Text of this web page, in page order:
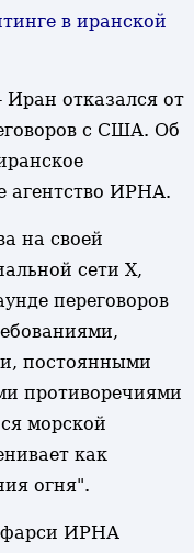
в иранской
Иран отказался от
с США. Об
агентство ИРНА.
на своей
сети X,
переговоров
постоянными
противоречиями
морской
как
огня".
фарси ИРНА